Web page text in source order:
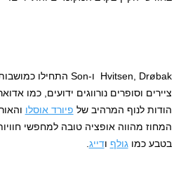
ציירים וסופרים נורווגים ידועים, כמו
הודות לנוף המרהיב של פיורד אוסלו
המחוז מהווה אופציה טובה למחפשי
בטבע כמוגולף ודייג